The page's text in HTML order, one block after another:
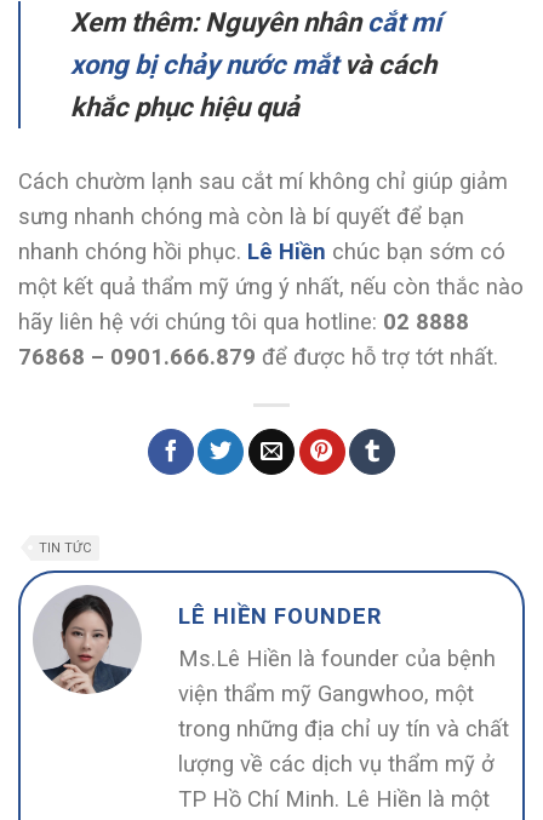
Xem thêm: Nguyên nhân cắt mí
xong bị chảy nước mắtvà cách
khắc phục hiệu quả
Cách chườm lạnh sau cắt mí không chỉ giúp giảm
sưng nhanh chóng mà còn là bí quyết để bạn
nhanh chóng hồi phục. Lê Hiền chúc bạn sớm có
một kết quả thẩm mỹ ứng ý nhất, nếu còn thắc nào
hãy liên hệ với chúng tôi qua hotline: 02 8888
76868 – 0901.666.879 để được hỗ trợ tớt nhất.
TIN TỨC
LÊ HIỀN FOUNDER
Ms.Lê Hiền là founder của bệnh
viện thẩm mỹ Gangwhoo, một
trong những địa chỉ uy tín và chất
lượng về các dịch vụ thẩm mỹ ở
TP Hồ Chí Minh. Lê Hiền là một